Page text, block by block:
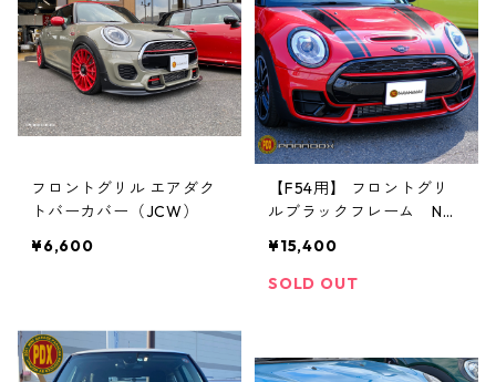
フロントグリル エアダク
トバーカバー（JCW）
¥6,600
【F54用】 フロントグリ
ルブラックフレーム NG
プ）
¥15,400
SOLD OUT